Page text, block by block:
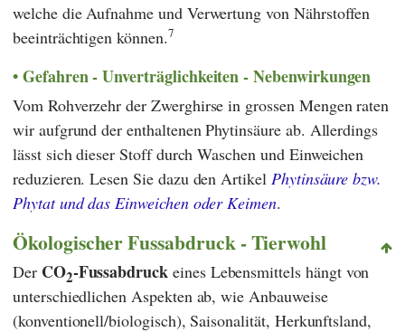
welche die Aufnahme und Verwertung von Nährstoffen
beeinträchtigen können.7
Gefahren - Unverträglichkeiten - Nebenwirkungen
Vom Rohverzehr der Zwerghirse in grossen Mengen raten
wir aufgrund der enthaltenen Phytinsäure ab. Allerdings
lässt sich dieser Stoff durch Waschen und Einweichen
reduzieren. Lesen Sie dazu den Artikel Phytinsäure bzw.
Phytat und das Einweichen oder Keimen.
Ökologischer Fussabdruck - Tierwohl
Der CO2-Fussabdruck eines Lebensmittels hängt von
unterschiedlichen Aspekten ab, wie Anbauweise
(konventionell/biologisch), Saisonalität, Herkunftsland,